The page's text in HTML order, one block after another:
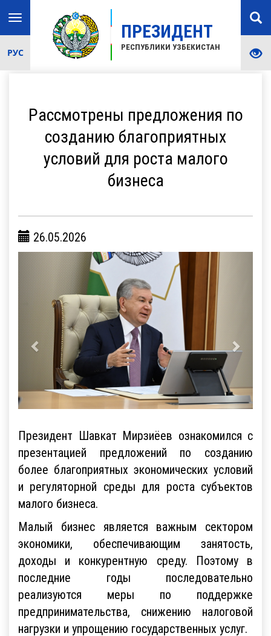
ПРЕЗИДЕНТ
РЕСПУБЛИКИ УЗБЕКИСТАН
Toggle
navigation
РУС
Рассмотрены предложения по
созданию благоприятных
условий для роста малого
бизнеса
26.05.2026
Президент Шавкат Мирзиёев ознакомился с
презентацией предложений по созданию
более благоприятных экономических условий
и регуляторной среды для роста субъектов
малого бизнеса.
Малый бизнес является важным сектором
экономики, обеспечивающим занятость,
доходы и конкурентную среду. Поэтому в
последние годы последовательно
реализуются меры по поддержке
предпринимательства, снижению налоговой
нагрузки и упрощению государственных услуг.